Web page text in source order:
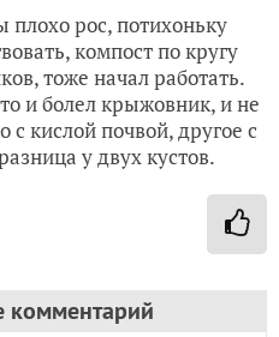
плохо рос, потихоньку
компост по кругу
тоже начал работать.
и болел крыжовник, и не
кислой почвой, другое с
у двух кустов.
комментарий